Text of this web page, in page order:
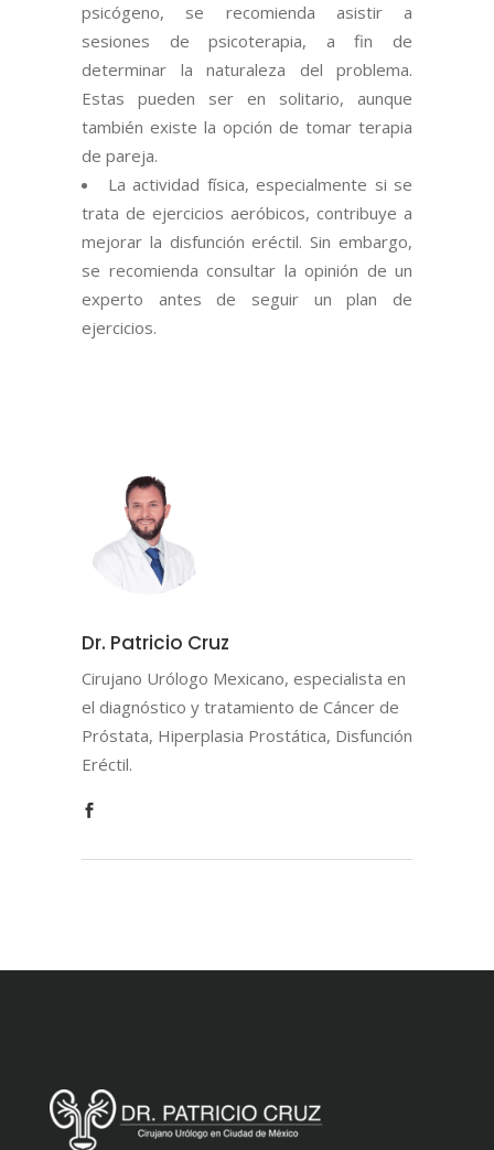
psicógeno, se recomienda asistir a
sesiones de psicoterapia, a fin de
determinar la naturaleza del problema.
Estas pueden ser en solitario, aunque
también existe la opción de tomar terapia
de pareja.
La actividad física, especialmente si se
trata de ejercicios aeróbicos, contribuye a
mejorar la disfunción eréctil. Sin embargo,
se recomienda consultar la opinión de un
experto antes de seguir un plan de
ejercicios.
Dr. Patricio Cruz
Cirujano Urólogo Mexicano, especialista en
el diagnóstico y tratamiento de Cáncer de
Próstata, Hiperplasia Prostática, Disfunción
Eréctil.